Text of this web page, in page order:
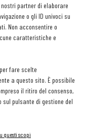
partner di elaborare
o gli ID univoci su
Non acconsentire o
caratteristiche e
fare scelte
a questo sito. È possibile
il ritiro del consenso,
pulsante di gestione del
questi scopi